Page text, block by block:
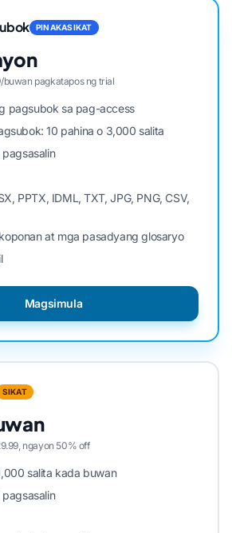
PINAKASIKAT
buwan pagkatapos ng trial
pagsubok sa pag-access
10 pahina o 3,000 salita
PPTX, IDML, TXT, JPG, PNG, CSV,
at mga pasadyang glosaryo
Magsimula
SIKAT
ngayon 50% off
salita kada buwan